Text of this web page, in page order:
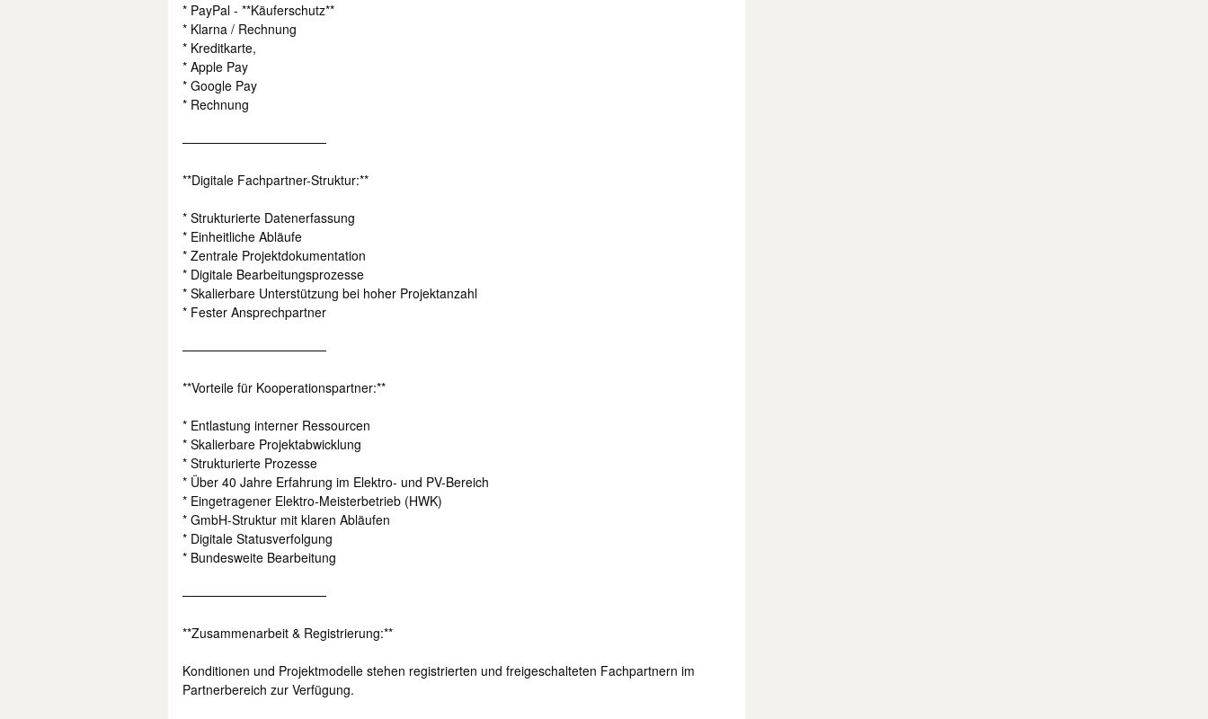
* PayPal - **Käuferschutz**
* Klarna / Rechnung
* Kreditkarte,
* Apple Pay
* Google Pay
* Rechnung
────────────────
**Digitale Fachpartner-Struktur:**
* Strukturierte Datenerfassung
* Einheitliche Abläufe
* Zentrale Projektdokumentation
* Digitale Bearbeitungsprozesse
* Skalierbare Unterstützung bei hoher Projektanzahl
* Fester Ansprechpartner
────────────────
**Vorteile für Kooperationspartner:**
* Entlastung interner Ressourcen
* Skalierbare Projektabwicklung
* Strukturierte Prozesse
* Über 40 Jahre Erfahrung im Elektro- und PV-Bereich
* Eingetragener Elektro-Meisterbetrieb (HWK)
* GmbH-Struktur mit klaren Abläufen
* Digitale Statusverfolgung
* Bundesweite Bearbeitung
────────────────
**Zusammenarbeit & Registrierung:**
Konditionen und Projektmodelle stehen registrierten und freigeschalteten Fachpartnern im
Partnerbereich zur Verfügung.